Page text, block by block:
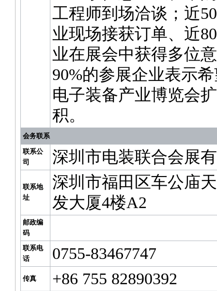
工程师到场洽谈；近
业现场接获订单、近
业在展会中获得多位
90%的参展企业表示
电子装备产业博览会
积。
会务联系
联系公
司
深圳市电装联合会展
联系地
址
深圳市福田区车公庙
发大厦4楼A2
邮政编
码
联系电
话
0755-83467747
传真 +86 755 82890392